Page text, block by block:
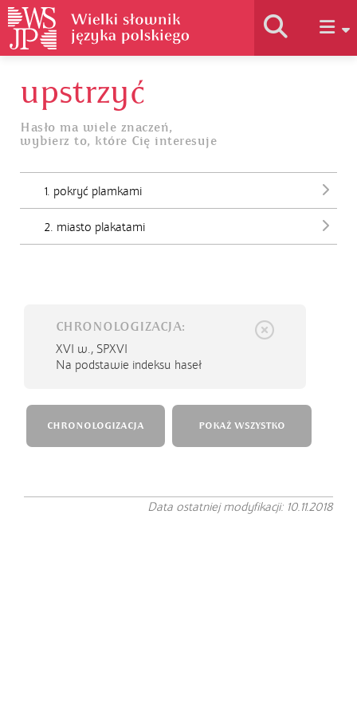
Historia słownika
Jak korzystać
Podstawy naukowe
upstrzyć
Hasło ma wiele znaczeń,
wybierz to, które Cię interesuje
1. pokryć plamkami
2. miasto plakatami
CHRONOLOGIZACJA:
XVI w., SPXVI
Na podstawie indeksu haseł
CHRONOLOGIZACJA POKAŻ WSZYSTKO
Data ostatniej modyfikacji: 10.11.2018